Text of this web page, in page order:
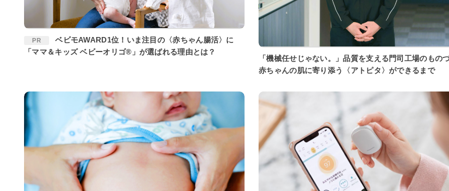
PR
ベビモAWARD1位！いま注目の〈赤ちゃん腸活〉に
「ママ＆キッズ ベビーオリゴ®」が選ばれる理由とは？
「機械任せじゃない。」品質を支える門司工場のもの
赤ちゃんの肌に寄り添う〈アトピタ〉ができるまで